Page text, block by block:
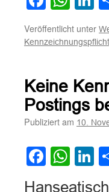
Veröffentlicht unter
Kennzeichnungspflicht
Keine
Postings
Publiziert am 10.